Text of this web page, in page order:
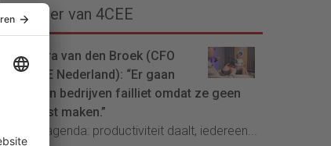
Meer van 4CEE
Petra van den Broek (CFO
SPIE Nederland): “Er gaan
geen bedrijven failliet omdat ze geen
winst maken.”
De agenda: productiviteit daalt, iedereen...